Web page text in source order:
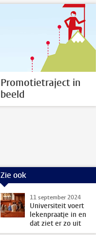
Promotietraject in
beeld
Zie ook
11 september 2024
Universiteit voert
lekenpraatje in en
dat ziet er zo uit